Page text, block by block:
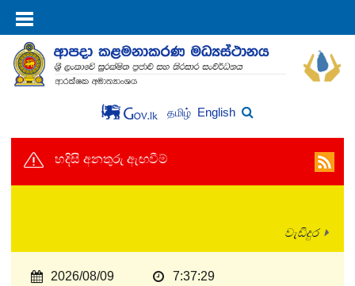
தமிழ் English
හදිසි අනතුරු ඇඟවීම්
වැඩිදුර
2026/08/09 7:37:29